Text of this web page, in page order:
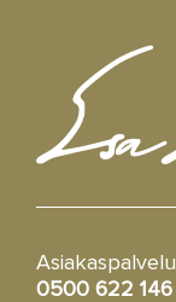
Asiakaspalvelu
0500 622 146